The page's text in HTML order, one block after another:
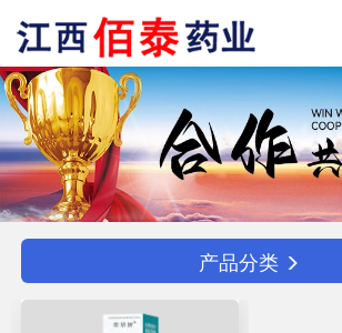
产品分类